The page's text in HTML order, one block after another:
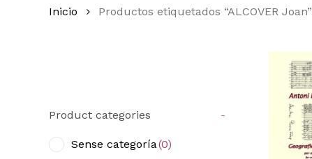
Inicio Productos etiquetados “ALCOVER Joan”
Product categories -
Sense categoría(0)